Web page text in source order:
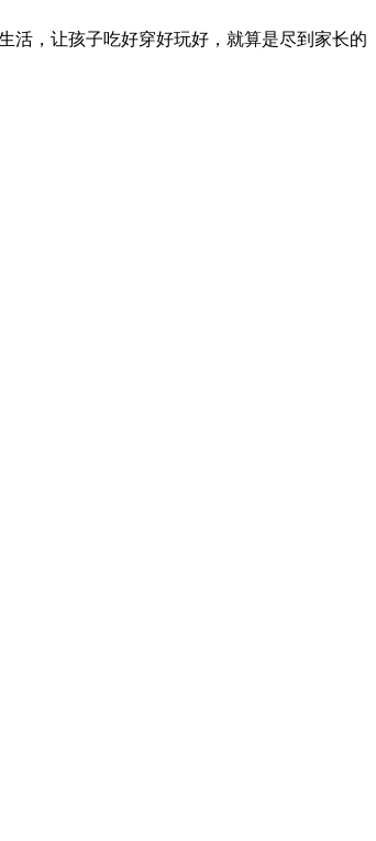
活，让孩子吃好穿好玩好，就算是尽到家长的